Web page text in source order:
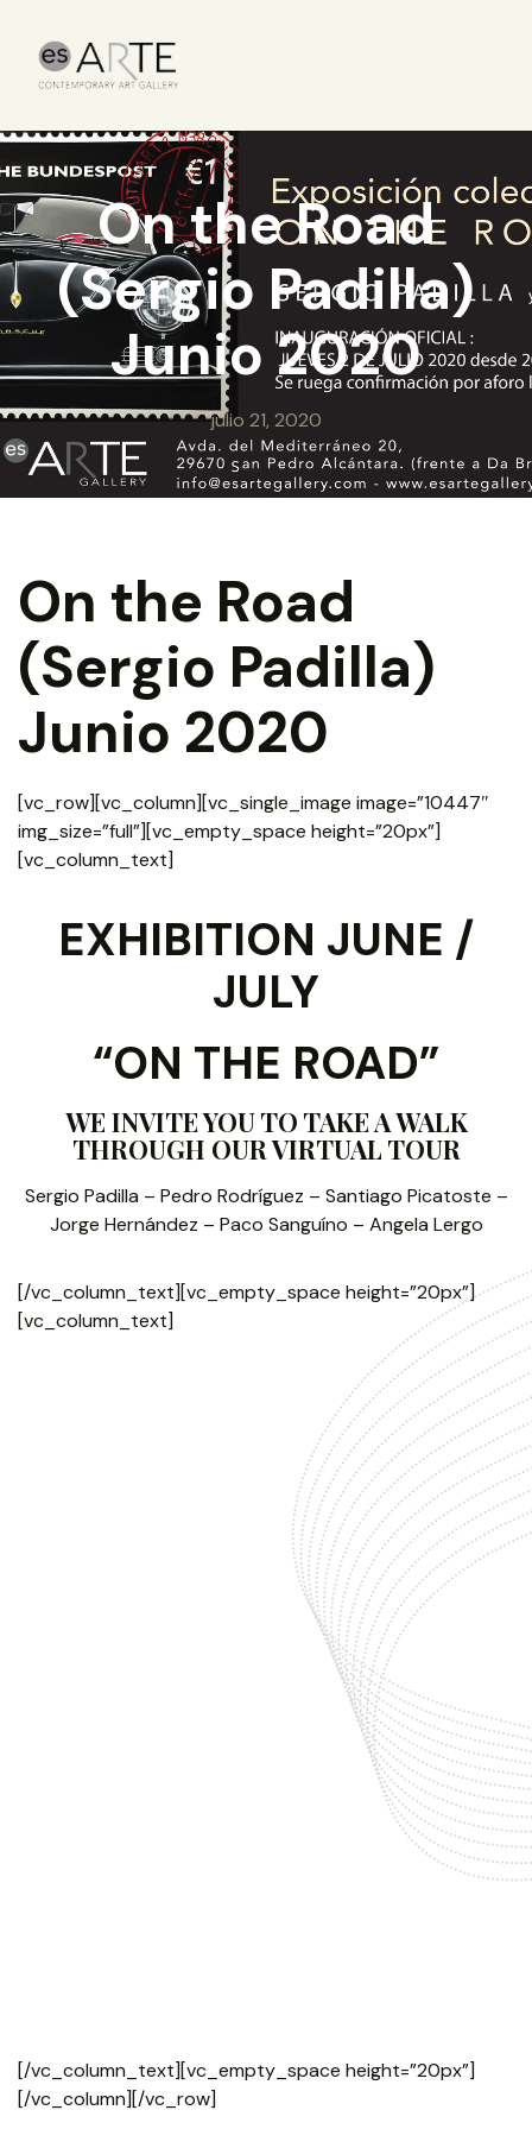
On the Road
(Sergio Padilla)
Junio 2020
julio 21, 2020
On the Road
(Sergio Padilla)
Junio 2020
[vc_row][vc_column][vc_single_image image=”10447″
img_size=”full”][vc_empty_space height=”20px”]
[vc_column_text]
EXHIBITION JUNE /
JULY
“ON THE ROAD”
WE INVITE YOU TO TAKE A WALK
THROUGH OUR VIRTUAL TOUR
Sergio Padilla – Pedro Rodríguez – Santiago Picatoste –
Jorge Hernández – Paco Sanguíno – Angela Lergo
[/vc_column_text][vc_empty_space height=”20px”]
[vc_column_text]
[/vc_column_text][vc_empty_space height=”20px”]
[/vc_column][/vc_row]